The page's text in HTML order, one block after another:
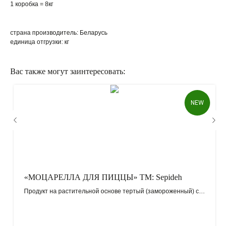
1 коробка = 8кг
страна производитель: Беларусь
единица отгрузки: кг
Вас также могут заинтересовать:
NEW
«МОЦАРЕЛЛА ДЛЯ ПИЦЦЫ» ТМ: Sepideh
Продукт на растительной основе тертый (замороженный) с